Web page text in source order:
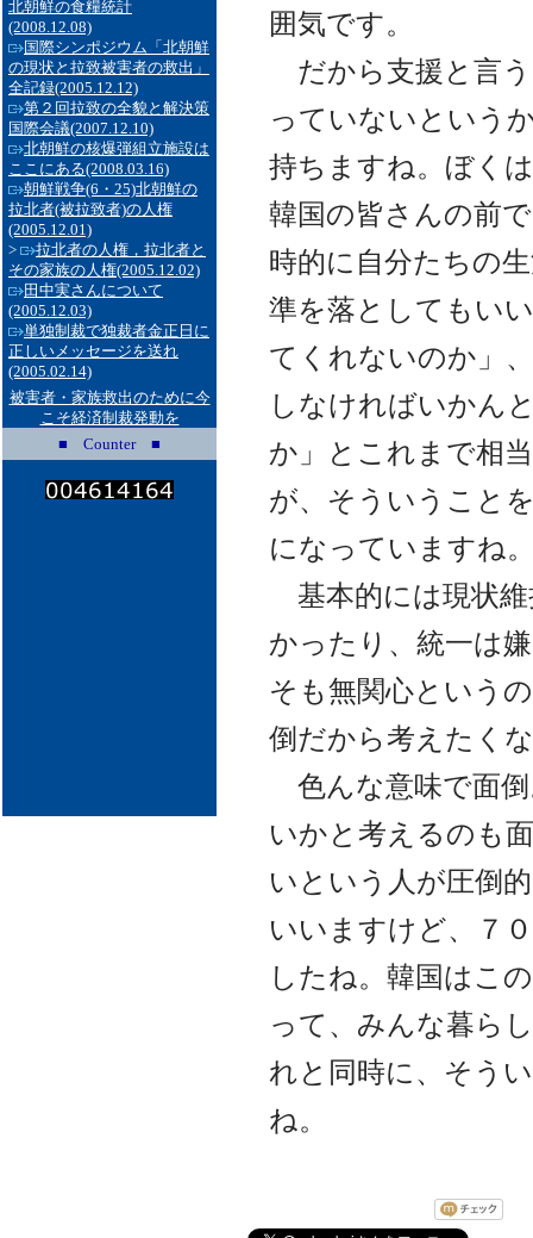
北朝鮮の食糧統計
(2008.12.08)
国際シンポジウム「北朝鮮
の現状と拉致被害者の救出」
全記録(2005.12.12)
第２回拉致の全貌と解決策
国際会議(2007.12.10)
北朝鮮の核爆弾組立施設は
ここにある(2008.03.16)
朝鮮戦争(6・25)北朝鮮の
拉北者(被拉致者)の人権
(2005.12.01)
>
拉北者の人権，拉北者と
その家族の人権(2005.12.02)
田中実さんについて
(2005.12.03)
単独制裁で独裁者金正日に
正しいメッセージを送れ
(2005.02.14)
被害者・家族救出のために今
こそ経済制裁発動を
■ Counter ■
囲気です。
だから支援と言
っていないという
持ちますね。ぼく
韓国の皆さんの前
時的に自分たちの
準を落としてもい
てくれないのか」
しなければいかん
か」とこれまで相
が、そういうこと
になっていますね
基本的には現状
かったり、統一は
そも無関心という
倒だから考えたく
色んな意味で面
いかと考えるのも
いという人が圧倒
いいますけど、７
したね。韓国はこ
って、みんな暮ら
れと同時に、そう
ね。